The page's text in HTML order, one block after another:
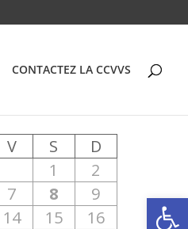
Ouvrir
CONTACTEZ LA CCVVS
V S
D
1
2
7 8
9
14 15
16